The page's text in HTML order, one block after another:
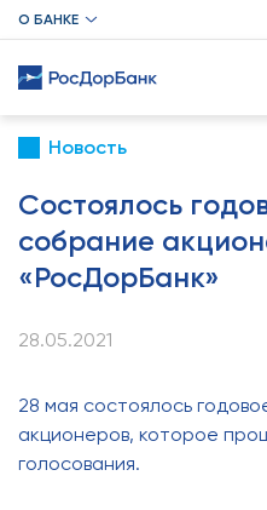
О БАНКЕ
Новость
Состоялось
собрание
«РосДорБанк»
28.05.2021
28 мая состоялось
акционеров, которое
голосования.